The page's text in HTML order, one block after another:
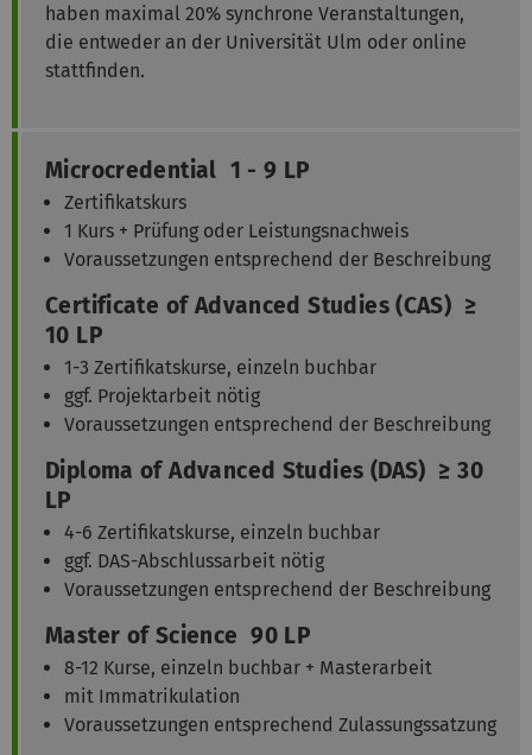
haben maximal 20% synchrone Veranstaltungen,
die entweder an der Universität Ulm oder online
stattfinden.
Microcredential 1 - 9 LP
Zertifikatskurs
1 Kurs + Prüfung oder Leistungsnachweis
Voraussetzungen entsprechend der Beschreibung
Certificate of Advanced Studies (CAS) ≥
10 LP
1-3 Zertifikatskurse, einzeln buchbar
ggf. Projektarbeit nötig
Voraussetzungen entsprechend der Beschreibung
Diploma of Advanced Studies (DAS) ≥ 30
LP
4-6 Zertifikatskurse, einzeln buchbar
ggf. DAS-Abschlussarbeit nötig
Voraussetzungen entsprechend der Beschreibung
Master of Science 90 LP
8-12 Kurse, einzeln buchbar + Masterarbeit
mit Immatrikulation
Voraussetzungen entsprechend Zulassungssatzung